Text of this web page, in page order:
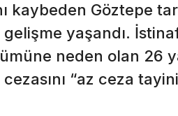
kaybeden Göztepe
yaşandı.
neden olan 26
“az ceza tayini